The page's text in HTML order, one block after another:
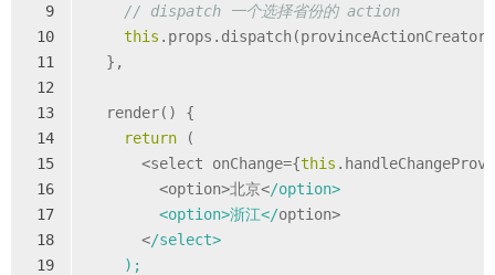
9
10
11
12
13
14
15
16
17
18
19
// dispatch 一个选择省份的 action
this
  },
  render() {
return (
      <select onChange={
this
        <option>北京<
/option>
        <option>浙江</
option>
      <
/select>
    );